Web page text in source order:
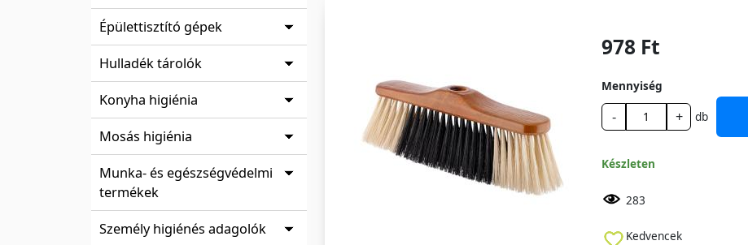
Épülettisztító gépek
Hulladék tárolók
Konyha higiénia
Mosás higiénia
Munka- és egészségvédelmi
termékek
Személy higiénés adagolók
978 Ft
Mennyiség
- + db
Készleten
283
Kedvencek